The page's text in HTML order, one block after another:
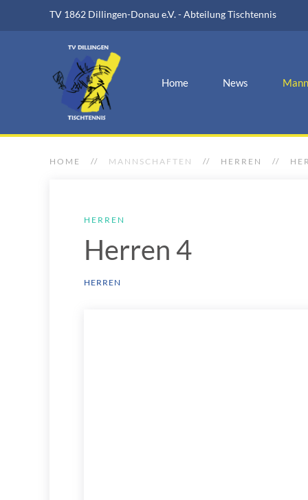
TV 1862 Dillingen-Donau e.V. - Abteilung Tischtennis
Home News
HOME MANNSCHAFTEN HERREN
HERREN
Herren 4
HERREN